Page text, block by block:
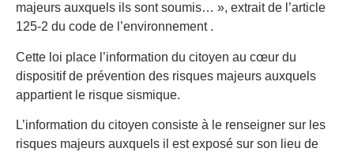
majeurs auxquels ils sont soumis… », extrait de l’article
125-2 du code de l’environnement .
Cette loi place l’information du citoyen au cœur du
dispositif de prévention des risques majeurs auxquels
appartient le risque sismique.
L’information du citoyen consiste à le renseigner sur les
risques majeurs auxquels il est exposé sur son lieu de